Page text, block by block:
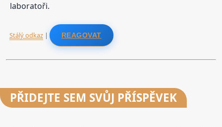
laboratoři.
Stálý odkaz| REAGOVAT
PŘIDEJTE SEM SVŮJ PŘÍSPĚVEK